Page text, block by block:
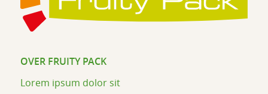
OVER FRUITY PACK
Lorem ipsum dolor sit